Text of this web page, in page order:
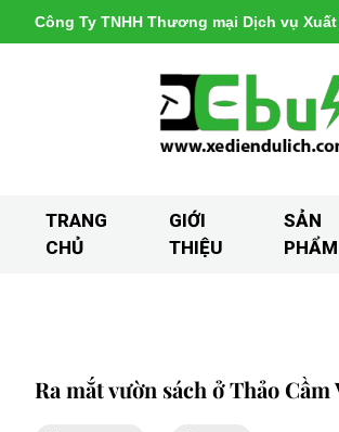
Công Ty TNHH Thương mại Dịch vụ
TRANG
CHỦ
GIỚI
THIỆU
SẢN
PHẨM
Ra mắt vườn sách ở Thảo Cầm